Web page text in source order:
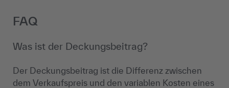
FAQ
Was ist der Deckungsbeitrag?
Der Deckungsbeitrag ist die Differenz zwischen
dem Verkaufspreis und den variablen Kosten eines